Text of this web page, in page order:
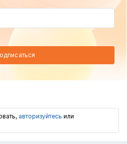
авторизуйтесь или